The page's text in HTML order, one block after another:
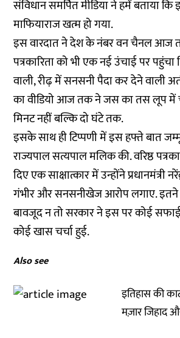
संविधान समर्पित मीडिया ने हमें बताया
माफियाराज खत्म हो गया.
इस वारदात ने देश के नंबर वन चैनल आज
पत्रकारिता को भी एक नई उंचाई पर
वाली, रीढ़ में सनसनी पैदा कर देने वाली
का वीडियो आज तक ने जस का तस लूप में
मिनट नहीं बल्कि दो घंटे तक.
इसके साथ ही टिप्पणी में इस हफ्ते बात
राज्यपाल सत्यपाल मलिक की. वरिष्ठ
दिए एक साक्षात्कार में उन्होंने प्रधानमंत्री
गंभीर और सनसनीखेज आरोप लगाए. इतने
बावजूद न तो सरकार ने इस पर कोई सफाई
कोई खास चर्चा हुई.
Also see
इतिहास की
मज़ार जिहाद